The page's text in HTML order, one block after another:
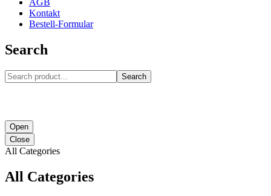
AGB
Kontakt
Bestell-Formular
Search
Search
Open
Close
All Categories
All Categories